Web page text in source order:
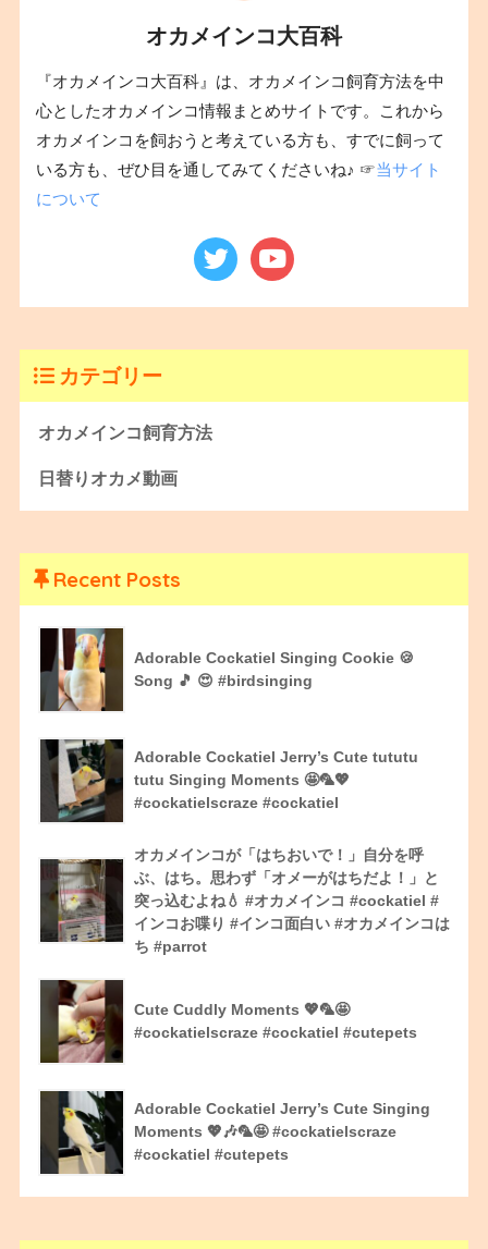
オカメインコ大百科
『オカメインコ大百科』は、オカメインコ飼育方法を中
心としたオカメインコ情報まとめサイトです。これから
オカメインコを飼おうと考えている方も、すでに飼って
いる方も、ぜひ目を通してみてくださいね♪ ☞当サイト
について
カテゴリー
オカメインコ飼育方法
日替りオカメ動画
Recent Posts
Adorable Cockatiel Singing Cookie 🍪
Song 🎵 😍 #birdsinging
Adorable Cockatiel Jerry’s Cute tututu
tutu Singing Moments 🤩🦜💖
#cockatielscraze #cockatiel
オカメインコが「はちおいで！」自分を呼
ぶ、はち。思わず「オメーがはちだよ！」と
突っ込むよね💧 #オカメインコ #cockatiel #
インコお喋り #インコ面白い #オカメインコは
ち #parrot
Cute Cuddly Moments 💖🦜🤩
#cockatielscraze #cockatiel #cutepets
Adorable Cockatiel Jerry’s Cute Singing
Moments 💖🎶🦜🤩 #cockatielscraze
#cockatiel #cutepets